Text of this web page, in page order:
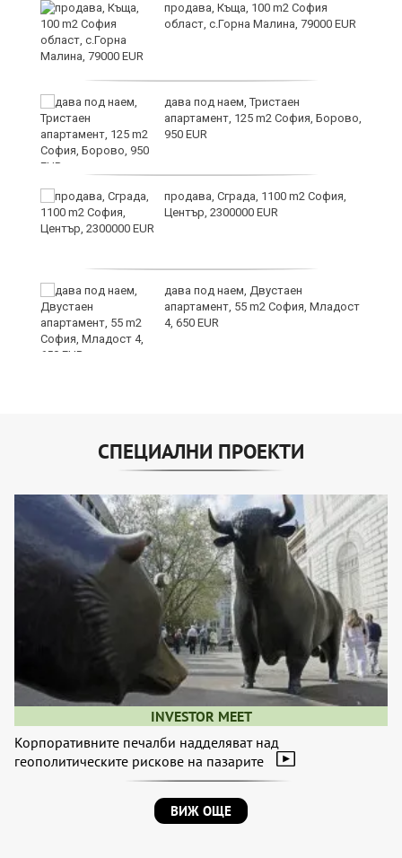
продава, Къща, 100 m2 София
област, с.Горна Малина, 79000 EUR
дава под наем, Тристаен
апартамент, 125 m2 София, Борово,
950 EUR
продава, Сграда, 1100 m2 София,
Център, 2300000 EUR
дава под наем, Двустаен
апартамент, 55 m2 София, Младост
4, 650 EUR
СПЕЦИАЛНИ ПРОЕКТИ
INVESTOR MEET
Корпоративните печалби надделяват над
геополитическите рискове на пазарите
ВИЖ ОЩЕ